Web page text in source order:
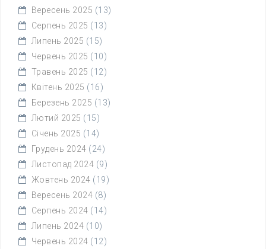
Вересень 2025 (13)
Серпень 2025 (13)
Липень 2025 (15)
Червень 2025 (10)
Травень 2025 (12)
Квітень 2025 (16)
Березень 2025 (13)
Лютий 2025 (15)
Січень 2025 (14)
Грудень 2024 (24)
Листопад 2024 (9)
Жовтень 2024 (19)
Вересень 2024 (8)
Серпень 2024 (14)
Липень 2024 (10)
Червень 2024 (12)